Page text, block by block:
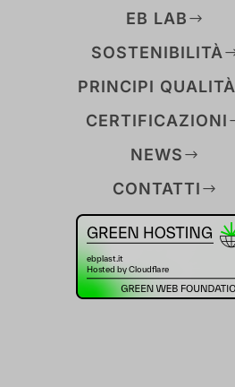
EB LAB
SOSTENIBILITÀ
PRINCIPI QUALITÀ
CERTIFICAZIONI
NEWS
CONTATTI